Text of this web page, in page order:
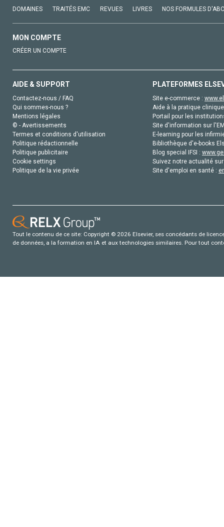
DOMAINES TRAITÉS EMC REVUES LIVRES NOS FORMULES
MON COMPTE
CRÉER UN COMPTE
AIDE & SUPPORT
Contactez-nous / FAQ
Qui sommes-nous ?
Mentions légales
© - Avertissements
Termes et conditions d'utilisation
Politique rédactionnelle
Politique publicitaire
Cookie settings
Politique de la vie privée
PLATEFORMES
Site e-commerce :
Aide à la pratique
Portail pour les
Site d'information sur
E-learning pour les
Bibliothèque d'e-books
Blog special IFSI :
Suivez notre actualité
Site d'emploi en santé :
Tout le contenu de ce site: Copyright © 2026 Elsevier, ses concédants de
de données, a la formation en IA et aux technologies similaires. Pour tout